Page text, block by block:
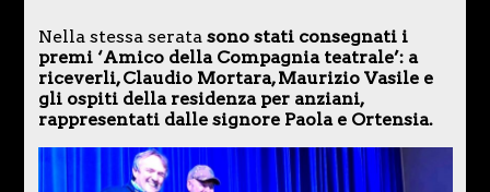
Nella stessa serata sono stati consegnati i
premi ‘Amico della Compagnia teatrale’: a
riceverli, Claudio Mortara, Maurizio Vasile e
gli ospiti della residenza per anziani,
rappresentati dalle signore Paola e Ortensia.